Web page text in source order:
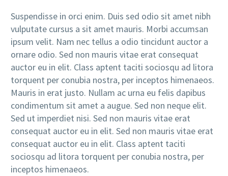
Suspendisse in orci enim. Duis sed odio sit amet nibh
vulputate cursus a sit amet mauris. Morbi accumsan
ipsum velit. Nam nec tellus a odio tincidunt auctor a
ornare odio. Sed non mauris vitae erat consequat
auctor eu in elit. Class aptent taciti sociosqu ad litora
torquent per conubia nostra, per inceptos himenaeos.
Mauris in erat justo. Nullam ac urna eu felis dapibus
condimentum sit amet a augue. Sed non neque elit.
Sed ut imperdiet nisi. Sed non mauris vitae erat
consequat auctor eu in elit. Sed non mauris vitae erat
consequat auctor eu in elit. Class aptent taciti
sociosqu ad litora torquent per conubia nostra, per
inceptos himenaeos.